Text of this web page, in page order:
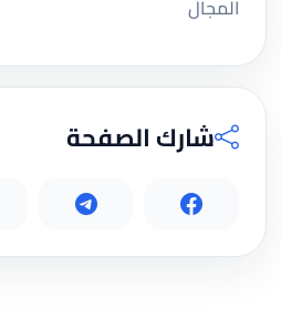
المجال
شارك الصفحة